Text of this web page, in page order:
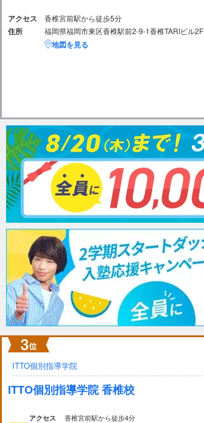
アクセス 香椎宮前駅から徒歩5分
住所 福岡県福岡市東区香椎駅前2-9-1香椎TARIビル2F
地図を見る
ITTO個別指導学院
ITTO個別指導学院 香椎校
アクセス 香椎宮前駅から徒歩4分